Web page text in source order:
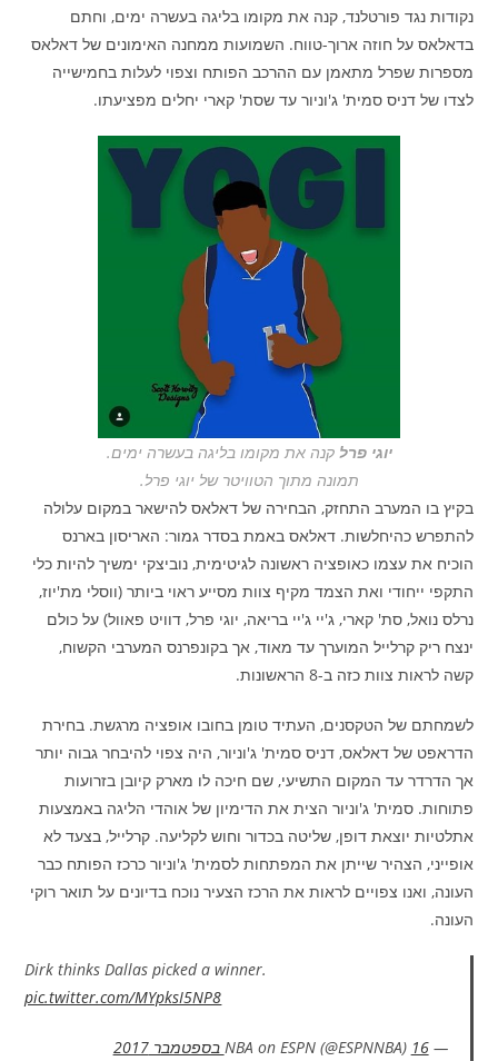
נקודות נגד פורטלנד, קנה את מקומו בליגה בעשרה ימים, וחתם
בדאלאס על חוזה ארוך-טווח. השמועות ממחנה האימונים של דאלאס
מספרות שפרל מתאמן עם ההרכב הפותח וצפוי לעלות בחמישייה
לצדו של דניס סמית' ג'וניור עד שסת' קארי יחלים מפציעתו.
יוגי פרל קנה את מקומו בליגה בעשרה ימים.
תמונה מתוך הטוויטר של יוגי פרל.
בקיץ בו המערב התחזק, הבחירה של דאלאס להישאר במקום עלולה
להתפרש כהיחלשות. דאלאס באמת בסדר גמור: האריסון בארנס
הוכיח את עצמו כאופציה ראשונה לגיטימית, נוביצקי ימשיך להיות כלי
התקפי ייחודי ואת הצמד מקיף צוות מסייע ראוי ביותר (ווסלי מת'יוז,
נרלס נואל, סת' קארי, ג'יי ג'יי בריאה, יוגי פרל, דוויט פאוול) על כולם
ינצח ריק קרלייל המוערך עד מאוד, אך בקונפרנס המערבי הקשוח,
קשה לראות צוות כזה ב-8 הראשונות.
לשמחתם של הטקסנים, העתיד טומן בחובו אופציה מרגשת. בחירת
הדראפט של דאלאס, דניס סמית' ג'וניור, היה צפוי להיבחר גבוה יותר
אך הדרדר עד המקום התשיעי, שם חיכה לו מארק קיובן בזרועות
פתוחות. סמית' ג'וניור הצית את הדימיון של אוהדי הליגה באמצעות
אתלטיות יוצאת דופן, שליטה בכדור וחוש לקליעה. קרלייל, בצעד לא
אופייני, הצהיר שייתן את המפתחות לסמית' ג'וניור כרכז הפותח כבר
העונה, ואנו צפויים לראות את הרכז הצעיר נוכח בדיונים על תואר רוקי
העונה.
Dirk thinks Dallas picked a winner.
pic.twitter.com/MYpksI5NP8
— NBA on ESPN (@ESPNNBA)16 בספטמבר 2017